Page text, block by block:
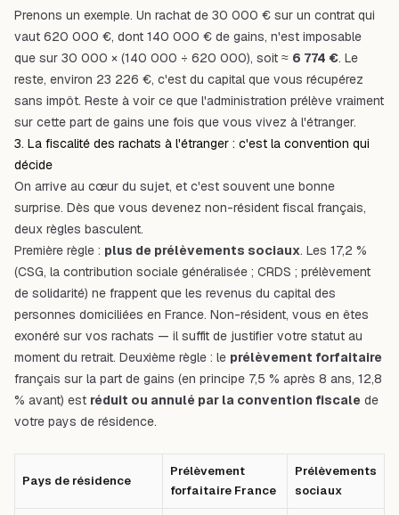
Prenons un exemple. Un rachat de 30 000 € sur un contrat qui
vaut 620 000 €, dont 140 000 € de gains, n'est imposable
que sur 30 000 × (140 000 ÷ 620 000), soit ≈ 6 774 €. Le
reste, environ 23 226 €, c'est du capital que vous récupérez
sans impôt. Reste à voir ce que l'administration prélève vraiment
sur cette part de gains une fois que vous vivez à l'étranger.
3. La fiscalité des rachats à l'étranger : c'est la convention qui
décide
On arrive au cœur du sujet, et c'est souvent une bonne
surprise. Dès que vous devenez non-résident fiscal français,
deux règles basculent.
Première règle : plus de prélèvements sociaux. Les 17,2 %
(CSG, la contribution sociale généralisée ; CRDS ; prélèvement
de solidarité) ne frappent que les revenus du capital des
personnes domiciliées en France. Non-résident, vous en êtes
exonéré sur vos rachats — il suffit de justifier votre statut au
moment du retrait. Deuxième règle : le prélèvement forfaitaire
français sur la part de gains (en principe 7,5 % après 8 ans, 12,8
% avant) est réduit ou annulé par la convention fiscale de
votre pays de résidence.
Pays de résidence
Prélèvement
forfaitaire France
Prélèvements
sociaux